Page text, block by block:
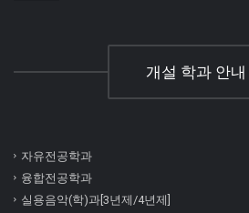
개설 학과 안내
자유전공학과
융합전공학과
실용음악(학)과[3년제/4년제]